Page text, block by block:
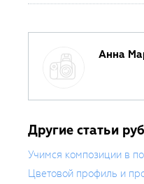
Анна
Другие статьи
Учимся композиции в
Цветовой профиль и